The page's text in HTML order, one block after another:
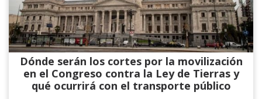
Dónde serán los cortes por la movilización
en el Congreso contra la Ley de Tierras y
qué ocurrirá con el transporte público